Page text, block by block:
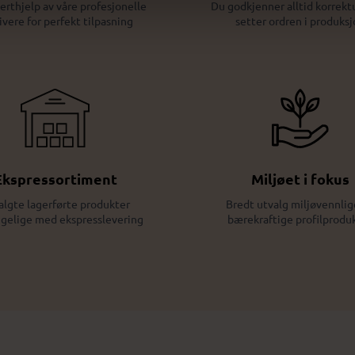
av våre profesjonelle
for perfekt tilpasning
Du godkjenner alltid
setter ordren i
lagerførte produkter
med ekspresslevering
Miljøet i fokus
Bredt utvalg
bærekraftige